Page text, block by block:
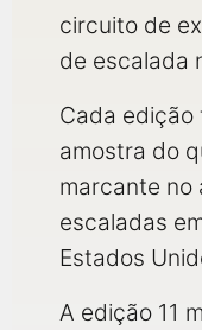
circuito de
de escalada
Cada edição
amostra do
marcante no
escaladas
Estados
A edição 11